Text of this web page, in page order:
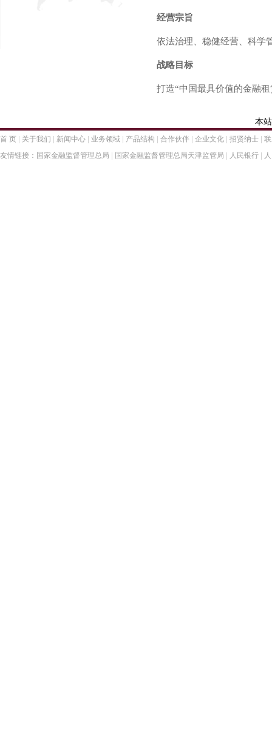
经营宗旨
依法治理、稳健经营、科学
战略目标
打造“中国最具价值的金融租
本
首 页 | 关于我们 | 新闻中心 | 业务领域 | 产品结构 | 合作伙伴 | 企业文化 | 招贤纳士 |
友情链接： 国家金融监督管理总局 | 国家金融监督管理总局天津监管局 | 人民银行 |